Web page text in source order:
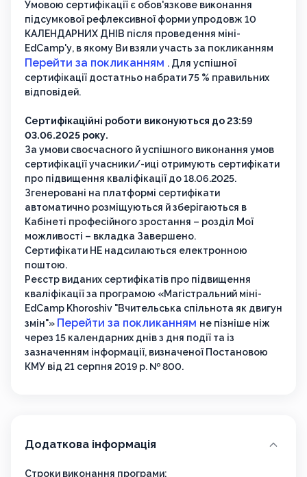
Умовою сертифікації є обов'язкове виконання
підсумкової рефлексивної форми упродовж 10
КАЛЕНДАРНИХ ДНІВ після проведення міні-
EdCamp'у, в якому Ви взяли участь за покликанням
Перейти за покликанням . Для успішної
сертифікації достатньо набрати 75 % правильних
відповідей.
Сертифікаційні роботи виконуються до 23:59
03.06.2025 року.
За умови своєчасного й успішного виконання умов
сертифікації учасники/-иці отримують сертифікати
про підвищення кваліфікації до 18.06.2025.
Згенеровані на платформі сертифікати
автоматично розміщуються й зберігаються в
Кабінеті професійного зростання – розділ Мої
можливості – вкладка Завершено.
Сертифікати НЕ надсилаються електронною
поштою.
Реєстр виданих сертифікатів про підвищення
кваліфікації за програмою «Магістральний міні-
EdCamp Khoroshiv "Вчительська спільнота як двигун
змін"» Перейти за покликанням не пізніше ніж
через 15 календарних днів з дня події та із
зазначенням інформації, визначеної Постановою
КМУ від 21 серпня 2019 р. № 800.
Додаткова інформація
Строки виконання програми: